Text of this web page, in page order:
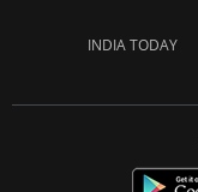
INDIA TODAY